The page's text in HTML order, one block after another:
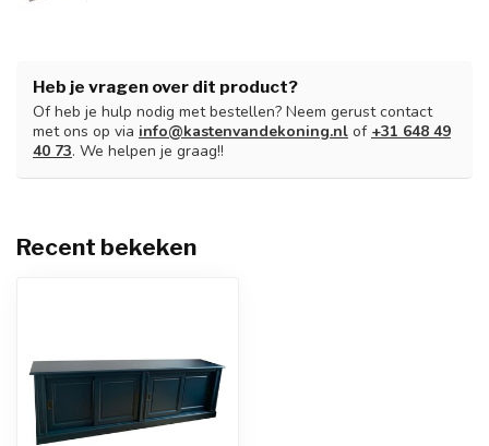
Heb je vragen over dit product?
Of heb je hulp nodig met bestellen? Neem gerust contact
met ons op via info@kastenvandekoning.nl of +31 648 49
40 73. We helpen je graag!!
Recent bekeken